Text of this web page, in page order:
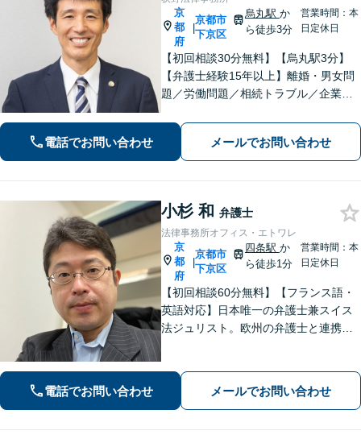
京
都
府
|
京都市
下京区
烏丸駅 か
ら徒歩3分
営業時間：本
日定休日
【初回相談30分無料】【烏丸駅3分】
【弁護士経験15年以上】離婚・男女問
題／労働問題／相続トラブル／企業法
ケーションで、納得感のある解決を目
指します【宗教法人法務／医療法務も
ご相談ください】【Web面談可】
電話でお問い合わせ メールでお問い合わせ
小杉 和 弁護士
法律事務所オフィス・エトワレ
京
都
府
|
京都市
下京区
四条駅 か
ら徒歩1分
営業時間：本
日定休日
【初回相談60分無料】【フランス語・
英語対応】日本唯一の弁護士兼スイス
法ジュリスト。欧州の弁護士と連携し
上げ／英仏日契約法務／ハーグ条約案
件などお任せ【WEB対応｜休日・夜間
電話でお問い合わせ メールでお問い合わせ